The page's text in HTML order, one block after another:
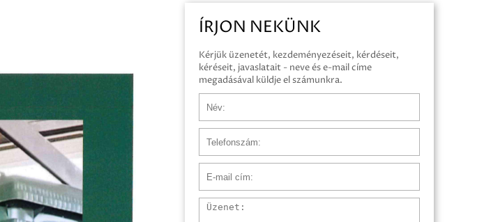
ÍRJON NEKÜNK
Kérjük üzenetét, kezdeményezéseit, kérdéseit,
kéréseit, javaslatait - neve és e-mail címe
megadásával küldje el számunkra.
Üzenet